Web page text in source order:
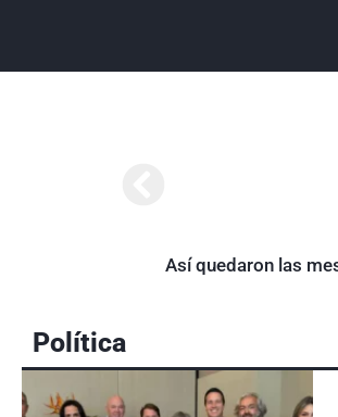
Así quedaron las
Política